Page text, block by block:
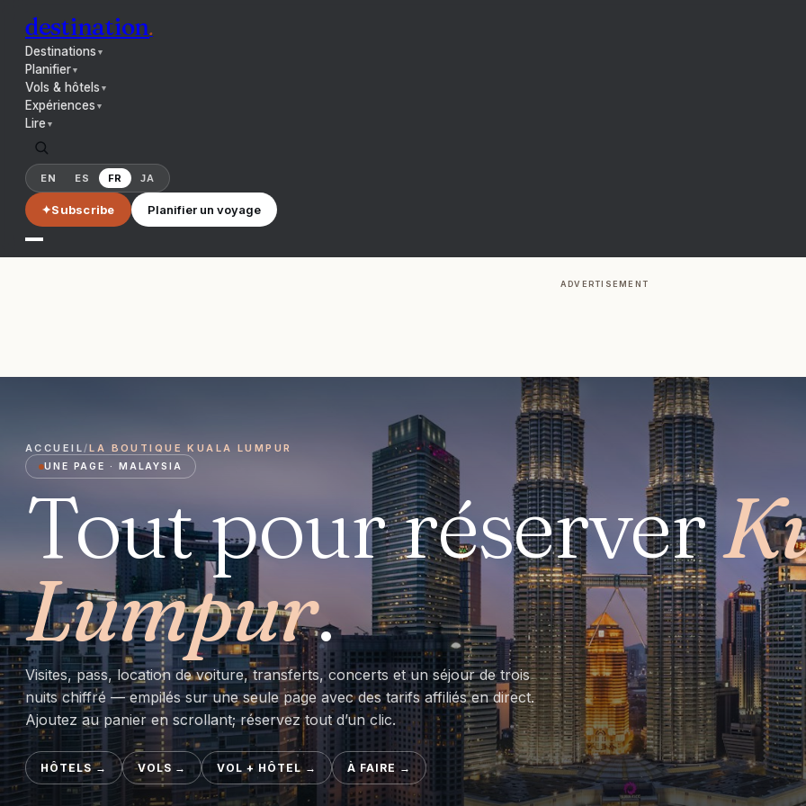
destination.
Destinations ▼
Planifier▼
Vols & hôtels ▼
Expériences ▼
Lire ▼
EN ES FR JA
✦Subscribe Planifier un voyage
ADVERTISEMENT
ACCUEIL/LA BOUTIQUE KUALA LUMPUR
UNE PAGE · MALAYSIA
Tout pour réserver
Lumpur.
Visites, pass, location de voiture, transferts, concerts et un séjour de trois
nuits chiffré — empilés sur une seule page avec des tarifs affiliés en direct.
Ajoutez au panier en scrollant; réservez tout d’un clic.
HÔTELS→ VOLS → VOL + HÔTEL→ À FAIRE→